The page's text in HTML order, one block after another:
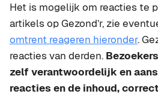
Het is mogelijk om reacties te
artikels op Gezond’r, zie
omtrent reageren hieronder.
reacties van derden.
zelf verantwoordelijk en
reacties en de inhoud,